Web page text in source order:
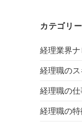
カテゴリー
経理業界
経理職の
経理職の
経理職の